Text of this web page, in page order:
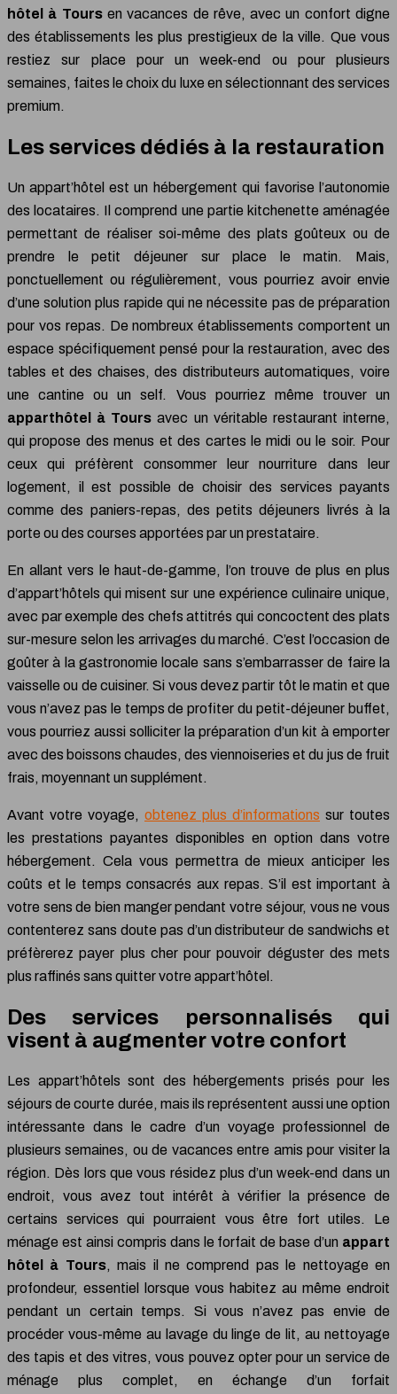
hôtel à Toursen vacances de rêve, avec un confort digne
des établissements les plus prestigieux de la ville. Que vous
restiez sur place pour un week-end ou pour plusieurs
semaines, faites le choix du luxe en sélectionnant des services
premium.
Les services dédiés à la restauration
Un appart’hôtel est un hébergement qui favorise l’autonomie
des locataires. Il comprend une partie kitchenette aménagée
permettant de réaliser soi-même des plats goûteux ou de
prendre le petit déjeuner sur place le matin. Mais,
ponctuellement ou régulièrement, vous pourriez avoir envie
d’une solution plus rapide qui ne nécessite pas de préparation
pour vos repas. De nombreux établissements comportent un
espace spécifiquement pensé pour la restauration, avec des
tables et des chaises, des distributeurs automatiques, voire
une cantine ou un self. Vous pourriez même trouver un
apparthôtel à Tours avec un véritable restaurant interne,
qui propose des menus et des cartes le midi ou le soir. Pour
ceux qui préfèrent consommer leur nourriture dans leur
logement, il est possible de choisir des services payants
comme des paniers-repas, des petits déjeuners livrés à la
porte ou des courses apportées par un prestataire.
En allant vers le haut-de-gamme, l’on trouve de plus en plus
d’appart’hôtels qui misent sur une expérience culinaire unique,
avec par exemple des chefs attitrés qui concoctent des plats
sur-mesure selon les arrivages du marché. C’est l’occasion de
goûter à la gastronomie locale sans s’embarrasser de faire la
vaisselle ou de cuisiner. Si vous devez partir tôt le matin et que
vous n’avez pas le temps de profiter du petit-déjeuner buffet,
vous pourriez aussi solliciter la préparation d’un kit à emporter
avec des boissons chaudes, des viennoiseries et du jus de fruit
frais, moyennant un supplément.
Avant votre voyage, obtenez plus d’informations sur toutes
les prestations payantes disponibles en option dans votre
hébergement. Cela vous permettra de mieux anticiper les
coûts et le temps consacrés aux repas. S’il est important à
votre sens de bien manger pendant votre séjour, vous ne vous
contenterez sans doute pas d’un distributeur de sandwichs et
préfèrerez payer plus cher pour pouvoir déguster des mets
plus raffinés sans quitter votre appart’hôtel.
Des services personnalisés qui
visent à augmenter votre confort
Les appart’hôtels sont des hébergements prisés pour les
séjours de courte durée, mais ils représentent aussi une option
intéressante dans le cadre d’un voyage professionnel de
plusieurs semaines, ou de vacances entre amis pour visiter la
région. Dès lors que vous résidez plus d’un week-end dans un
endroit, vous avez tout intérêt à vérifier la présence de
certains services qui pourraient vous être fort utiles. Le
ménage est ainsi compris dans le forfait de base d’un appart
hôtel à Tours, mais il ne comprend pas le nettoyage en
profondeur, essentiel lorsque vous habitez au même endroit
pendant un certain temps. Si vous n’avez pas envie de
procéder vous-même au lavage du linge de lit, au nettoyage
des tapis et des vitres, vous pouvez opter pour un service de
ménage plus complet, en échange d’un forfait